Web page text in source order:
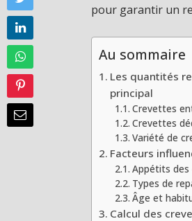
pour garantir un
Au sommaire
Les quantités
principal
Crevettes
Crevettes
Variété de
Facteurs
Appétits des
Types de
Âge et
Calcul des